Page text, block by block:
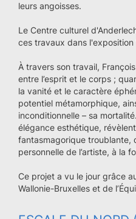
leurs angoisses.
Le Centre culturel
ces travaux dans
À travers son travail,
entre l’esprit et le corps ;
la vanité et le caractère
potentiel métamorphique,
inconditionnelle – sa
élégance esthétique,
fantasmagorique troublante,
personnelle de l’artiste, à la
Ce projet a vu le jour grâce
Wallonie-Bruxelles et de